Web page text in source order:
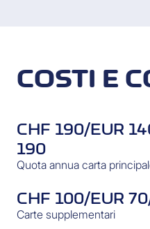
COSTI E
CHF 190/EUR
190
Quota annua carta
CHF 100/EUR
Carte supplementari